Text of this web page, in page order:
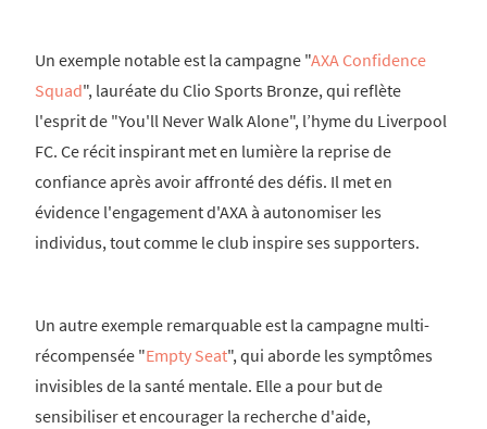
Un exemple notable est la campagne "AXA Confidence
Squad", lauréate du Clio Sports Bronze, qui reflète
l'esprit de "You'll Never Walk Alone", l’hyme du Liverpool
FC. Ce récit inspirant met en lumière la reprise de
confiance après avoir affronté des défis. Il met en
évidence l'engagement d'AXA à autonomiser les
individus, tout comme le club inspire ses supporters.
Un autre exemple remarquable est la campagne multi-
récompensée "Empty Seat", qui aborde les symptômes
invisibles de la santé mentale. Elle a pour but de
sensibiliser et encourager la recherche d'aide,